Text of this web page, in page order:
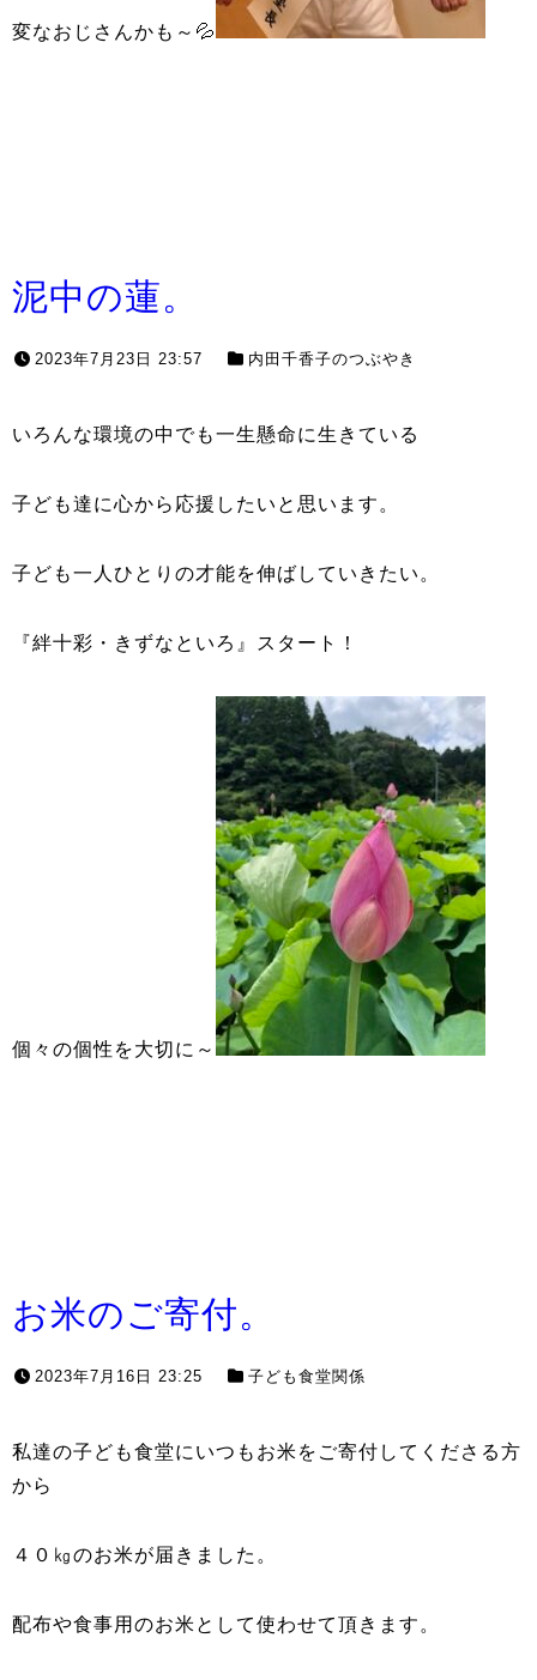
変なおじさんかも～💦
泥中の蓮。
2023年7月23日 23:57 内田千香子のつぶやき
いろんな環境の中でも一生懸命に生きている
子ども達に心から応援したいと思います。
子ども一人ひとりの才能を伸ばしていきたい。
『絆十彩・きずなといろ』スタート！
個々の個性を大切に～
お米のご寄付。
2023年7月16日 23:25 子ども食堂関係
私達の子ども食堂にいつもお米をご寄付してくださる方
から
４０㎏のお米が届きました。
配布や食事用のお米として使わせて頂きます。